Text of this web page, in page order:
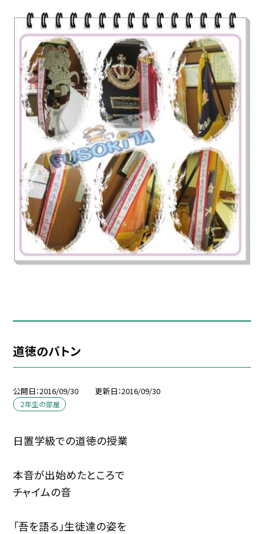
道徳のバトン
公開日 2016/09/30 更新日 2016/09/30
２年生の部屋
日置学級での道徳の授業
本音が出始めたところで
チャイムの音
「吾を語る」生徒達の姿を